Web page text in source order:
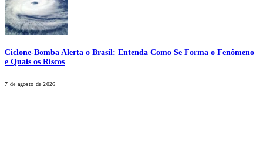
Ciclone-Bomba Alerta o Brasil: Entenda Como Se Forma o Fenômeno
e Quais os Riscos
7 de agosto de 2026